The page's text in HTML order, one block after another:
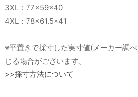
3XL：77×59×40
4XL：78×61.5×41
※平置きで採寸した実寸値(メーカー調
じる場合がございます。
>>採寸方法について